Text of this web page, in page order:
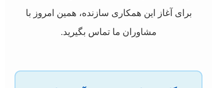
برای آغاز این همکاری سازنده، همین امروز با
مشاوران ما تماس بگیرید.